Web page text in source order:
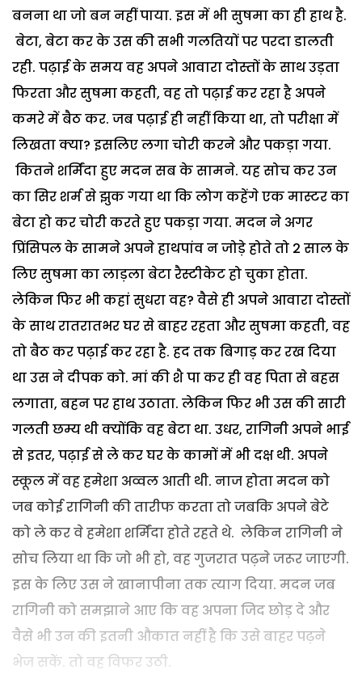
बनना था जो बन नहीं पाया. इस में भी सुषमा का ही हाथ है.
बेटा, बेटा कर के उस की सभी गलतियों पर परदा डालती
रही. पढ़ाई के समय वह अपने आवारा दोस्तों के साथ उड़ता
फिरता और सुषमा कहती, वह तो पढ़ाई कर रहा है अपने
कमरे में बैठ कर. जब पढ़ाई ही नहीं किया था, तो परीक्षा में
लिखता क्या? इसलिए लगा चोरी करने और पकड़ा गया.
कितने शर्मिंदा हुए मदन सब के सामने. यह सोच कर उन
का सिर शर्म से झुक गया था कि लोग कहेंगे एक मास्टर का
बेटा हो कर चोरी करते हुए पकड़ा गया. मदन ने अगर
प्रिंसिपल के सामने अपने हाथपांव न जोड़े होते तो 2 साल के
लिए सुषमा का लाड़ला बेटा रैस्टीकेट हो चुका होता.
लेकिन फिर भी कहां सुधरा वह? वैसे ही अपने आवारा दोस्तों
के साथ रातरातभर घर से बाहर रहता और सुषमा कहती, वह
तो बैठ कर पढ़ाई कर रहा है. हद तक बिगाड़ कर रख दिया
था उस ने दीपक को. मां की शै पा कर ही वह पिता से बहस
लगाता, बहन पर हाथ उठाता. लेकिन फिर भी उस की सारी
गलती छम्य थी क्योंकि वह बेटा था. उधर, रागिनी अपने भाई
से इतर, पढ़ाई से ले कर घर के कामों में भी दक्ष थी. अपने
स्कूल में वह हमेशा अव्वल आती थी. नाज होता मदन को
जब कोई रागिनी की तारीफ करता तो जबकि अपने बेटे
को ले कर वे हमेशा शर्मिंदा होते रहते थे. लेकिन रागिनी ने
सोच लिया था कि जो भी हो, वह गुजरात पढ़ने जरूर जाएगी.
इस के लिए उस ने खानापीना तक त्याग दिया. मदन जब
रागिनी को समझाने आए कि वह अपना जिद छोड़ दे और
वैसे भी उन की इतनी औकात नहीं है कि उसे बाहर पढ़ने
भेज सकें. तो वह विफर उठी.